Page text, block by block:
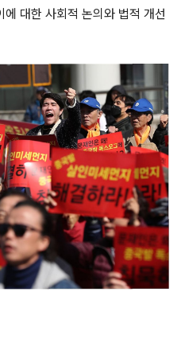
대한 사회적 논의와 법적 개선